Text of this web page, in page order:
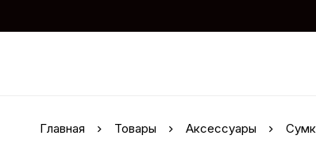
Главная Товары Аксессуары